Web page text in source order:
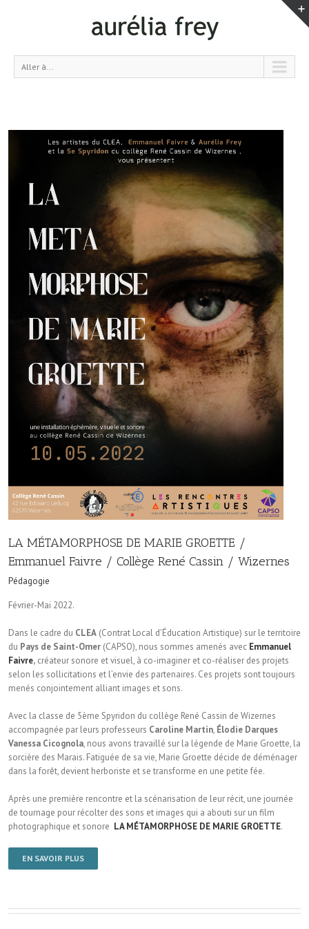
Aller à...
LA MÉTAMORPHOSE DE MARIE GROETTE /
Emmanuel Faivre / Collège René Cassin / Wizernes
Pédagogie
Février-Mai 2022.
Dans le cadre du CLEA (Contrat Local d’Éducation Artistique) sur le territoire
du Pays de Saint-Omer (CAPSO), nous sommes amenés avec Emmanuel
Faivre, créateur sonore et visuel, à co-imaginer et co-réaliser des projets
selon les sollicitations et l’envie des partenaires. Ces projets sont toujours
menés conjointement alliant images et sons.
Avec la classe de 5ème Spyridon du collège René Cassin de Wizernes
accompagnée par leurs professeurs Caroline Martin, Élodie Darques
Vanessa Cicognola, nous avons travaillé sur la légende de Marie Groette, la
sorcière des Marais. Fatiguée de sa vie, Marie Groette décide de déménager
dans la forêt, devient herboriste et se transforme en une petite fée.
Après une première rencontre et la scénarisation de leur récit, une journée
de tournage pour récolter des sons et images qui a abouti sur un film
photographique et sonore LA MÉTAMORPHOSE DE MARIE GROETTE.
EN SAVOIR PLUS